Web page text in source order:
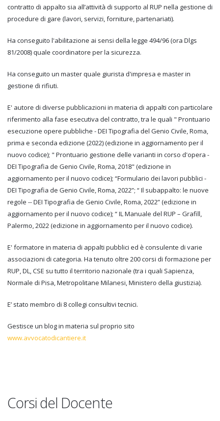
contratto di appalto sia all’attività di supporto al RUP nella gestione di
procedure di gare (lavori, servizi, forniture, partenariati).
Ha conseguito l'abilitazione ai sensi della legge 494/96 (ora Dlgs
81/2008) quale coordinatore per la sicurezza.
Ha conseguito un master quale giurista d'impresa e master in
gestione di rifiuti.
E' autore di diverse pubblicazioni in materia di appalti con particolare
riferimento alla fase esecutiva del contratto, tra le quali " Prontuario
esecuzione opere pubbliche - DEI Tipografia del Genio Civile, Roma,
prima e seconda edizione (2022) (edizione in aggiornamento per il
nuovo codice); " Prontuario gestione delle varianti in corso d'opera -
DEI Tipografia de Genio Civile, Roma, 2018" (edizione in
aggiornamento per il nuovo codice); “Formulario dei lavori pubblici -
DEI Tipografia de Genio Civile, Roma, 2022”; “ Il subappalto: le nuove
regole -- DEI Tipografia de Genio Civile, Roma, 2022” (edizione in
aggiornamento per il nuovo codice); “ IL Manuale del RUP – Grafill,
Palermo, 2022 (edizione in aggiornamento per il nuovo codice).
E' formatore in materia di appalti pubblici ed è consulente di varie
associazioni di categoria. Ha tenuto oltre 200 corsi di formazione per
RUP, DL, CSE su tutto il territorio nazionale (tra i quali Sapienza,
Normale di Pisa, Metropolitane Milanesi, Ministero della giustizia).
E’ stato membro di 8 collegi consultivi tecnici.
Gestisce un blog in materia sul proprio sito
www.avvocatodicantiere.it
Corsi del Docente